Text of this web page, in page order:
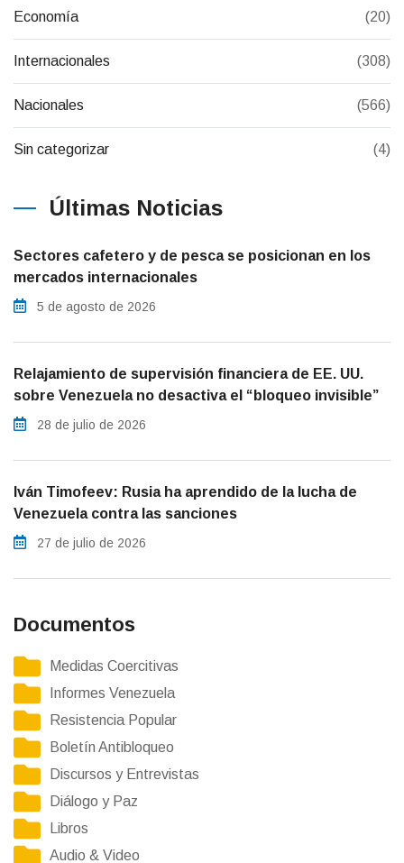
Economía (20)
Internacionales (308)
Nacionales (566)
Sin categorizar (4)
Últimas Noticias
Sectores cafetero y de pesca se posicionan en los
mercados internacionales
5 de agosto de 2026
Relajamiento de supervisión financiera de EE. UU.
sobre Venezuela no desactiva el “bloqueo invisible”
28 de julio de 2026
Iván Timofeev: Rusia ha aprendido de la lucha de
Venezuela contra las sanciones
27 de julio de 2026
Documentos
Medidas Coercitivas
Informes Venezuela
Resistencia Popular
Boletín Antibloqueo
Discursos y Entrevistas
Diálogo y Paz
Libros
Audio & Video